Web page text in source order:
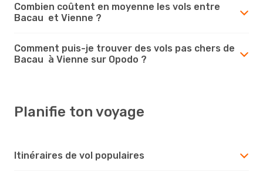
Combien coûtent en moyenne les vols entre
Bacau et Vienne ?
Comment puis-je trouver des vols pas chers de
Bacau à Vienne sur Opodo ?
Planifie ton voyage
Itinéraires de vol populaires